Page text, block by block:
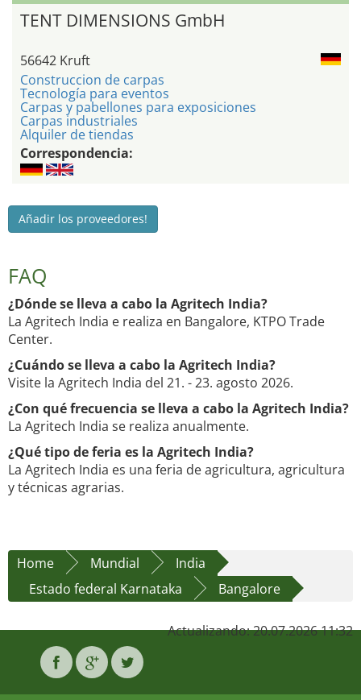
TENT DIMENSIONS GmbH
56642 Kruft
Construccion de carpas
Tecnología para eventos
Carpas y pabellones para exposiciones
Carpas industriales
Alquiler de tiendas
Correspondencia:
Añadir los proveedores!
FAQ
¿Dónde se lleva a cabo la Agritech India?
La Agritech India e realiza en Bangalore, KTPO Trade
Center.
¿Cuándo se lleva a cabo la Agritech India?
Visite la Agritech India del 21. - 23. agosto 2026.
¿Con qué frecuencia se lleva a cabo la Agritech India?
La Agritech India se realiza anualmente.
¿Qué tipo de feria es la Agritech India?
La Agritech India es una feria de agricultura, agricultura
y técnicas agrarias.
Home Mundial
India
Estado federal Karnataka
Bangalore
Actualizando: 20.07.2026 11:32